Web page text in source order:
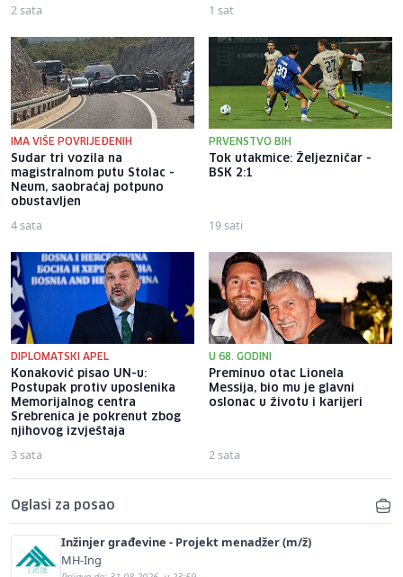
2 sata 1 sat
IMA VIŠE POVRIJEĐENIH
Sudar tri vozila na
magistralnom putu Stolac -
Neum, saobraćaj potpuno
obustavljen
4 sata
PRVENSTVO BIH
Tok utakmice: Željezničar -
BSK 2:1
19 sati
DIPLOMATSKI APEL
Konaković pisao UN-u:
Postupak protiv uposlenika
Memorijalnog centra
Srebrenica je pokrenut zbog
njihovog izvještaja
3 sata
U 68. GODINI
Preminuo otac Lionela
Messija, bio mu je glavni
oslonac u životu i karijeri
2 sata
Oglasi za posao
Inžinjer građevine - Projekt menadžer (m/ž)
MH-Ing